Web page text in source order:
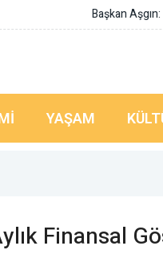
Üçüncü sentetik saha
YAŞAM
Finansal